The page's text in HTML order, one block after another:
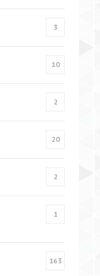
3
10
2
20
2
1
163